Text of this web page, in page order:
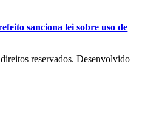
sanciona lei sobre uso de
reservados. Desenvolvido